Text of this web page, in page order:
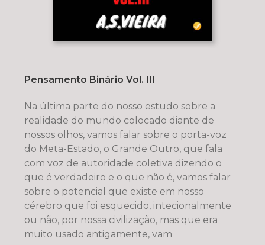
Pensamento Binário Vol. III
Na última parte do nosso estudo sobre a
realidade do mundo colocado diante de
nossos olhos, vamos falar sobre o porta-voz
do Meta-Estado, o Grande Outro, que fala
com voz de autoridade coletiva dizendo o
que é verdadeiro e o que não é, vamos falar
sobre o potencial que existe em nosso
cérebro que foi esquecido, intecionalmente
ou não, por nossa civilização, mas que era
muito usado antigamente, vam